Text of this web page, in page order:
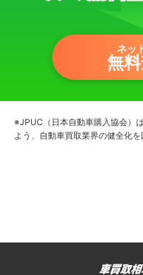
ネッ
無
※JPUC（日本自動車購入協会）
よう、自動車買取業界の健全化を